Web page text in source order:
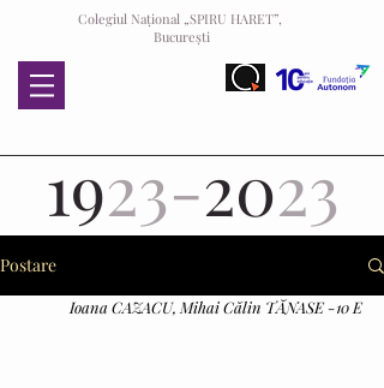
Colegiul Național „SPIRU HARET”,
București
1923-2023
Postare
Ioana CAZACU, Mihai Călin TĂNASE -10 E